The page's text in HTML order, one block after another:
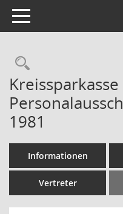
Toggle navigation
1981
Informationen
Vertreter